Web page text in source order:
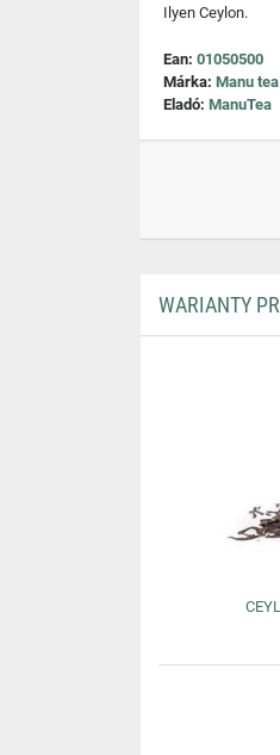
Ilyen Ceylon.
Ean: 01050500
Márka: Manu tea
Eladó: ManuTea
WARIANTY